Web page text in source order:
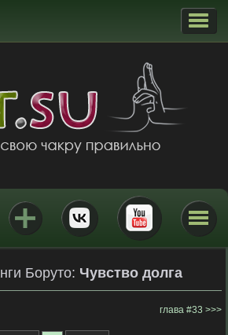
Боруто: Чувство долга
глава #33